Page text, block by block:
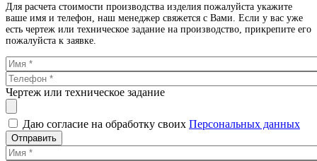
Для расчета стоимости производства изделия пожалуйста укажите
ваше имя и телефон, наш менеджер свяжется с Вами. Если у вас уже
есть чертеж или техническое задание на производство, прикрепите его
пожалуйста к заявке.
Чертеж или техническое задание
Даю согласие на обработку своих Персональных данных
Отправить